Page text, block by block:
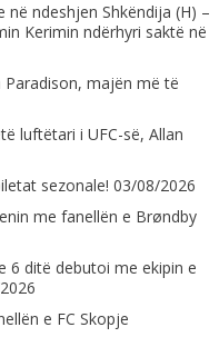
ndeshjen Shkëndija (H) –
Kerimin ndërhyri saktë në
Paradison, majën më të
luftëtari i UFC-së, Allan
sezonale! 03/08/2026
me fanellën e Brøndby
6 ditë debutoi me ekipin e
e FC Skopje